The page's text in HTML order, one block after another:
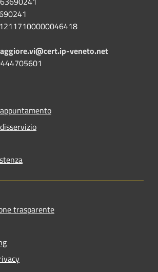
veneto.net
trasparente